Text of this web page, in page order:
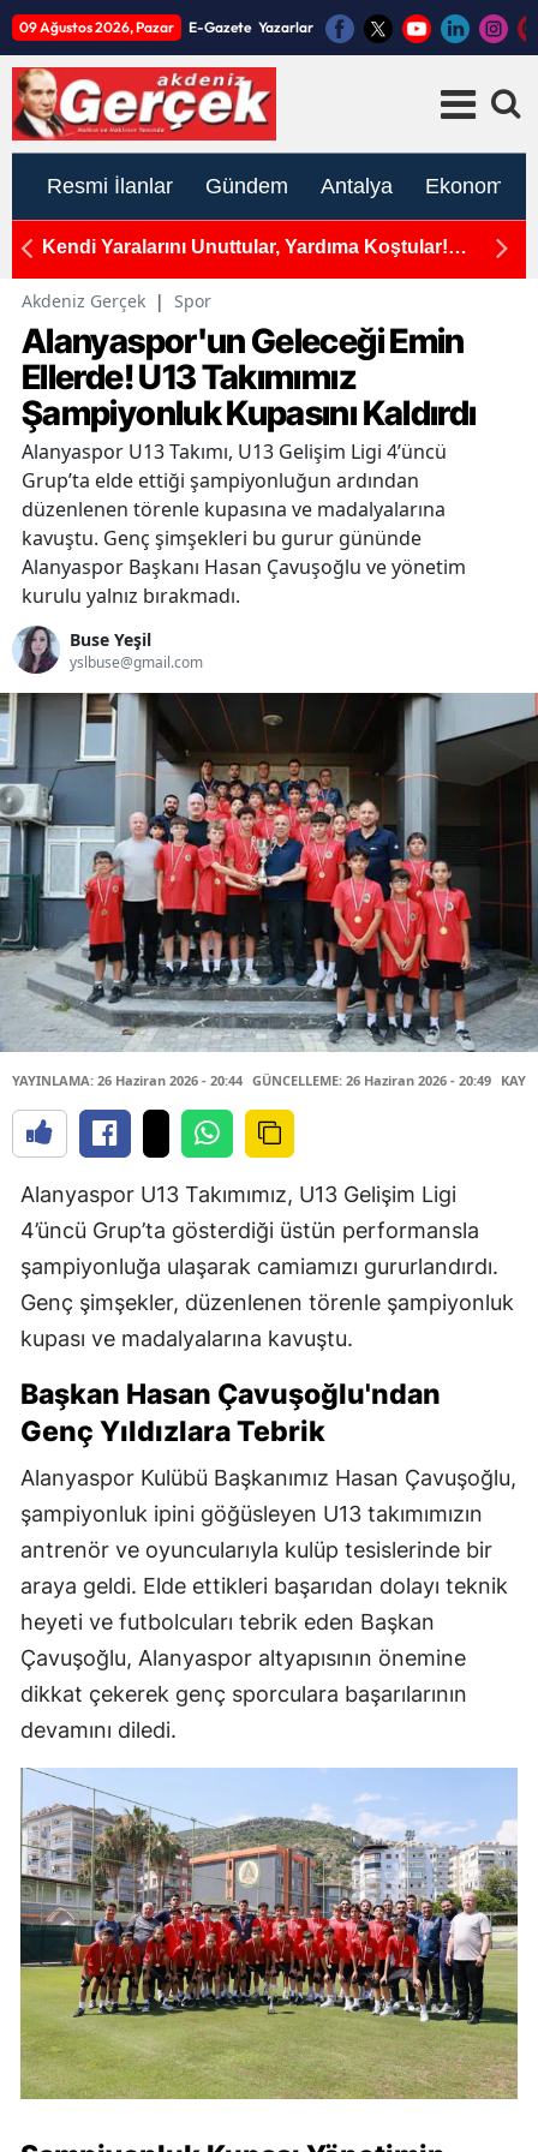
09 Ağustos 2026, Pazar E-Gazete Yazarlar
Resmi İlanlar Gündem Antalya Ekonomi
Kendi Yaralarını Unuttular, Yardıma Koştular!
Akdeniz Gerçek | Spor
Alanyaspor'un Geleceği Emin
Ellerde! U13 Takımımız
Şampiyonluk Kupasını Kaldırdı
Alanyaspor U13 Takımı, U13 Gelişim Ligi 4’üncü
Grup’ta elde ettiği şampiyonluğun ardından
düzenlenen törenle kupasına ve madalyalarına
kavuştu. Genç şimşekleri bu gurur gününde
Alanyaspor Başkanı Hasan Çavuşoğlu ve yönetim
kurulu yalnız bırakmadı.
Buse Yeşil
yslbuse@gmail.com
YAYINLAMA: 26 Haziran 2026 - 20:44 GÜNCELLEME: 26 Haziran 2026 - 20:49
Alanyaspor U13 Takımımız, U13 Gelişim Ligi
4’üncü Grup’ta gösterdiği üstün performansla
şampiyonluğa ulaşarak camiamızı gururlandırdı.
Genç şimşekler, düzenlenen törenle şampiyonluk
kupası ve madalyalarına kavuştu.
Başkan Hasan Çavuşoğlu'ndan
Genç Yıldızlara Tebrik
Alanyaspor Kulübü Başkanımız Hasan Çavuşoğlu,
şampiyonluk ipini göğüsleyen U13 takımımızın
antrenör ve oyuncularıyla kulüp tesislerinde bir
araya geldi. Elde ettikleri başarıdan dolayı teknik
heyeti ve futbolcuları tebrik eden Başkan
Çavuşoğlu, Alanyaspor altyapısının önemine
dikkat çekerek genç sporculara başarılarının
devamını diledi.